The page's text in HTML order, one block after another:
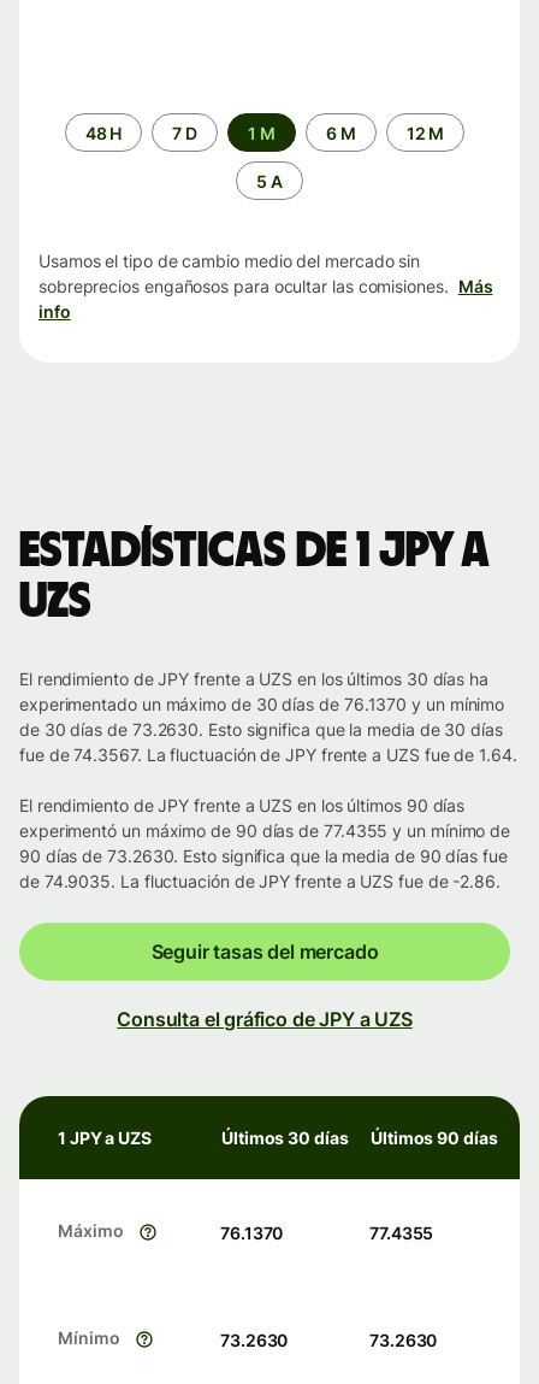
Periodo48 H 7 D 1 M 6 M 12 M
5 A
Usamos el tipo de cambio medio del mercado sin
sobreprecios engañosos para ocultar las comisiones. Más
info
Estadísticas de 1 JPY a
UZS
El rendimiento de JPY frente a UZS en los últimos 30 días ha
experimentado un máximo de 30 días de 76.1370 y un mínimo
de 30 días de 73.2630. Esto significa que la media de 30 días
fue de 74.3567. La fluctuación de JPY frente a UZS fue de 1.64.
El rendimiento de JPY frente a UZS en los últimos 90 días
experimentó un máximo de 90 días de 77.4355 y un mínimo de
90 días de 73.2630. Esto significa que la media de 90 días fue
de 74.9035. La fluctuación de JPY frente a UZS fue de -2.86.
Seguir tasas del mercado
Consulta el gráfico de JPY a UZS
1 JPY a UZS Últimos 30 días Últimos 90 días
Máximo 76.1370 77.4355
Mínimo 73.2630 73.2630